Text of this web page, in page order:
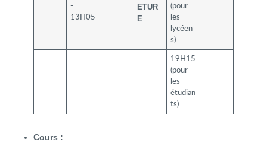
-
13H05
ETUR
E
(pour
les
lycéen
s)
19H15
(pour
les
étudian
ts)
Cours :